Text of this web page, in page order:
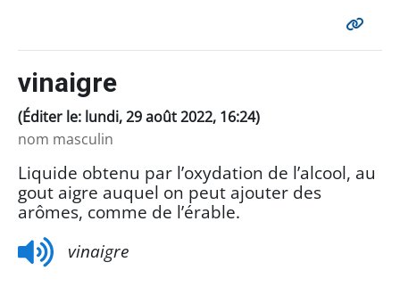
vinaigre
(Éditer le: lundi, 29 août 2022, 16:24)
nom masculin
Liquide obtenu par l’oxydation de l’alcool, au
gout aigre auquel on peut ajouter des
arômes, comme de l’érable.
vinaigre